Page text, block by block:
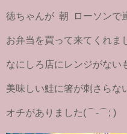
徳ちゃんが 朝 ローソンで
お弁当を買って来てくれま
なにしろ店にレンジがない
美味しい鮭に箸が刺さらな
オチがありました(⌒-⌒; )